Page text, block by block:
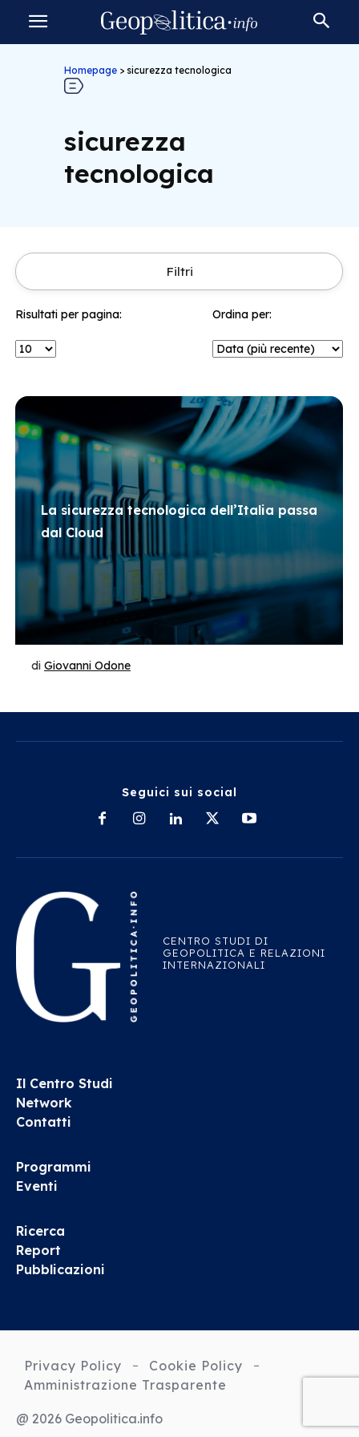
Homepage > sicurezza tecnologica
sicurezza
tecnologica
Filtri
Risultati per pagina: Ordina per:
La sicurezza tecnologica dell’Italia passa
dal Cloud
di Giovanni Odone
Seguici sui social
CENTRO STUDI DI
GEOPOLITICA E RELAZIONI
INTERNAZIONALI
Il Centro Studi
Network
Contatti
Programmi
Eventi
Ricerca
Report
Pubblicazioni
Privacy Policy
Cookie Policy
Amministrazione Trasparente
@ 2026 Geopolitica.info